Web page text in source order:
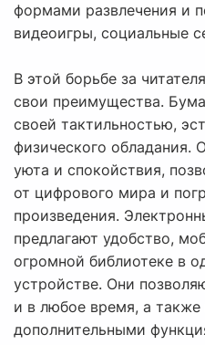
формами развлечения и
видеоигры, социальные
В этой борьбе за
свои преимущества.
своей тактильностью,
физического обладания.
уюта и спокойствия,
от цифрового мира и
произведения.
предлагают удобство,
огромной библиотеке в
устройстве. Они
и в любое время, а также
дополнительными